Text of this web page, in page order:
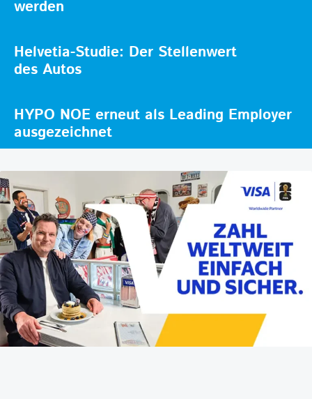
werden
Helvetia-Studie: Der Stellenwert
des Autos
HYPO NOE erneut als Leading Employer
ausgezeichnet